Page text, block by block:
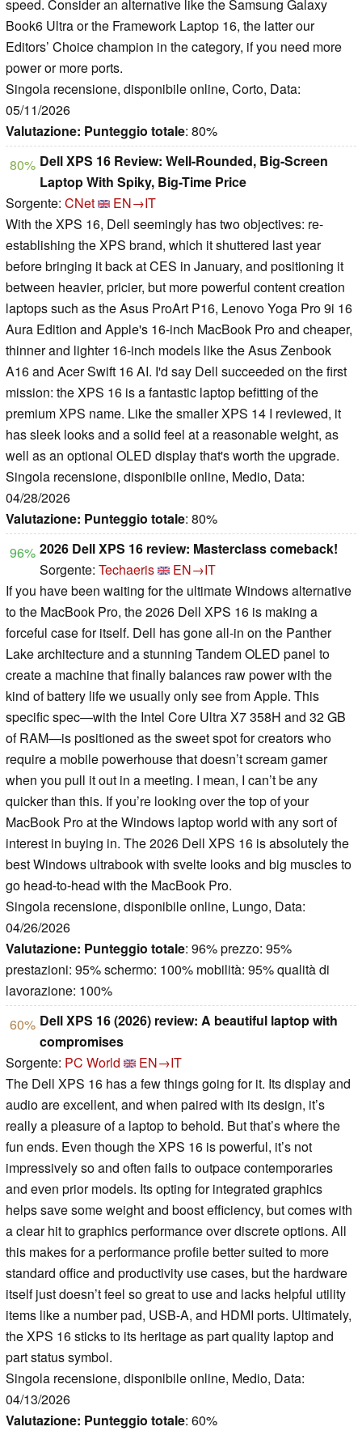
speed. Consider an alternative like the Samsung Galaxy
Book6 Ultra or the Framework Laptop 16, the latter our
Editors’ Choice champion in the category, if you need more
power or more ports.
Singola recensione, disponibile online, Corto, Data:
05/11/2026
Valutazione: Punteggio totale: 80%
80% Dell XPS 16 Review: Well-Rounded, Big-Screen
Laptop With Spiky, Big-Time Price
Sorgente: CNet
EN→IT
With the XPS 16, Dell seemingly has two objectives: re-
establishing the XPS brand, which it shuttered last year
before bringing it back at CES in January, and positioning it
between heavier, pricier, but more powerful content creation
laptops such as the Asus ProArt P16, Lenovo Yoga Pro 9i 16
Aura Edition and Apple's 16-inch MacBook Pro and cheaper,
thinner and lighter 16-inch models like the Asus Zenbook
A16 and Acer Swift 16 AI. I'd say Dell succeeded on the first
mission: the XPS 16 is a fantastic laptop befitting of the
premium XPS name. Like the smaller XPS 14 I reviewed, it
has sleek looks and a solid feel at a reasonable weight, as
well as an optional OLED display that's worth the upgrade.
Singola recensione, disponibile online, Medio, Data:
04/28/2026
Valutazione: Punteggio totale: 80%
96% 2026 Dell XPS 16 review: Masterclass comeback!
Sorgente: Techaeris
EN→IT
If you have been waiting for the ultimate Windows alternative
to the MacBook Pro, the 2026 Dell XPS 16 is making a
forceful case for itself. Dell has gone all-in on the Panther
Lake architecture and a stunning Tandem OLED panel to
create a machine that finally balances raw power with the
kind of battery life we usually only see from Apple. This
specific spec—with the Intel Core Ultra X7 358H and 32 GB
of RAM—is positioned as the sweet spot for creators who
require a mobile powerhouse that doesn’t scream gamer
when you pull it out in a meeting. I mean, I can’t be any
quicker than this. If you’re looking over the top of your
MacBook Pro at the Windows laptop world with any sort of
interest in buying in. The 2026 Dell XPS 16 is absolutely the
best Windows ultrabook with svelte looks and big muscles to
go head-to-head with the MacBook Pro.
Singola recensione, disponibile online, Lungo, Data:
04/26/2026
Valutazione: Punteggio totale: 96% prezzo: 95%
prestazioni: 95% schermo: 100% mobilità: 95% qualità di
lavorazione: 100%
60% Dell XPS 16 (2026) review: A beautiful laptop with
compromises
Sorgente: PC World
EN→IT
The Dell XPS 16 has a few things going for it. Its display and
audio are excellent, and when paired with its design, it’s
really a pleasure of a laptop to behold. But that’s where the
fun ends. Even though the XPS 16 is powerful, it’s not
impressively so and often fails to outpace contemporaries
and even prior models. Its opting for integrated graphics
helps save some weight and boost efficiency, but comes with
a clear hit to graphics performance over discrete options. All
this makes for a performance profile better suited to more
standard office and productivity use cases, but the hardware
itself just doesn’t feel so great to use and lacks helpful utility
items like a number pad, USB-A, and HDMI ports. Ultimately,
the XPS 16 sticks to its heritage as part quality laptop and
part status symbol.
Singola recensione, disponibile online, Medio, Data:
04/13/2026
Valutazione: Punteggio totale: 60%